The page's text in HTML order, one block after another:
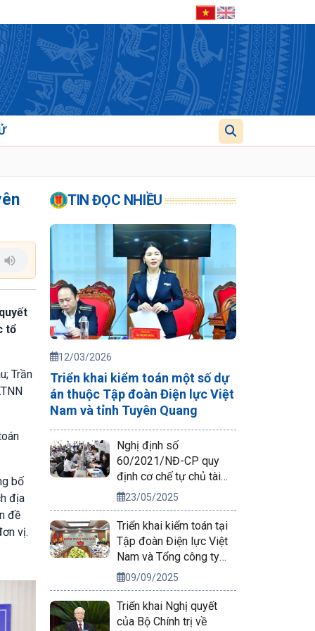
tổ
Trần
bố
địa
đề
vị.
TIN ĐỌC NHIỀU
12/03/2026
Triển khai kiểm toán một số dự
án thuộc Tập đoàn Điện lực Việt
Nam và tỉnh Tuyên Quang
Nghị định số
60/2021/NĐ-CP quy
định cơ chế tự chủ tài
chính của đơn vị sự
nghiệp công lập
23/05/2025
Triển khai kiểm toán tại
Tập đoàn Điện lực Việt
Nam và Tổng công ty
Phát điện 2
09/09/2025
Triển khai Nghị quyết
của Bộ Chính trị về